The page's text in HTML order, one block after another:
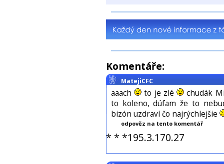
Komentáře:
MatejiCFC
aaach to je zlé
chudák
to koleno, dúfam že to
bizón uzdraví čo najrýchlejšie
odpověz na tento komentář
* * *195.3.170.27